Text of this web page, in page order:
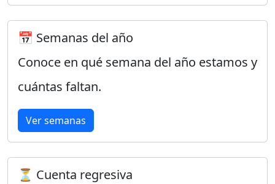
📅 Semanas del año
Conoce en qué semana del año estamos y
cuántas faltan.
Ver semanas
⏳ Cuenta regresiva